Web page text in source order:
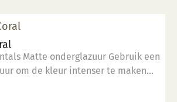
Matte onderglazuur Gebruik een
om de kleur intenser te maken
mits er een transparant